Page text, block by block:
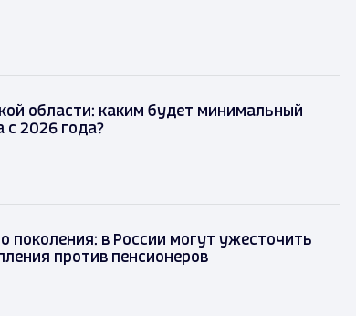
области: каким будет минимальный
с 2026 года?
поколения: в России могут ужесточить
против пенсионеров